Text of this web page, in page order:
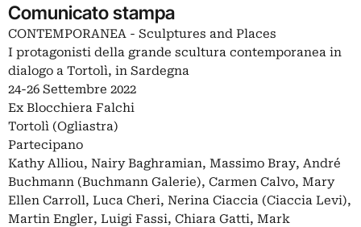
Comunicato stampa
CONTEMPORANEA - Sculptures and Places
I protagonisti della grande scultura contemporanea in
dialogo a Tortolì, in Sardegna
24-26 Settembre 2022
Ex Blocchiera Falchi
Tortolì (Ogliastra)
Partecipano
Kathy Alliou, Nairy Baghramian, Massimo Bray, André
Buchmann (Buchmann Galerie), Carmen Calvo, Mary
Ellen Carroll, Luca Cheri, Nerina Ciaccia (Ciaccia Levi),
Martin Engler, Luigi Fassi, Chiara Gatti, Mark